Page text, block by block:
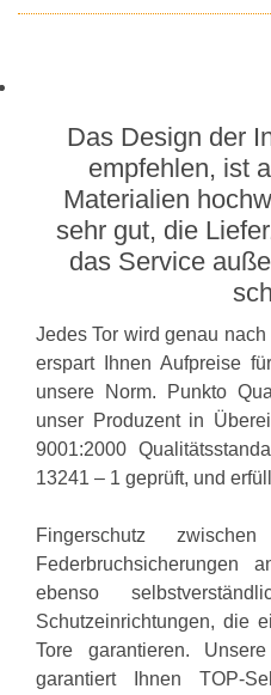
Das Design der
empfehlen, ist
Materialien
sehr gut, die
das Service
Jedes Tor wird genau
erspart Ihnen Aufpreise
unsere Norm. Punkto
unser Produzent in
9001:2000
13241 – 1 geprüft, und
Fingerschutz
Federbruchsicherungen
ebenso
Schutzeinrichtungen, die
Tore garantieren.
garantiert Ihnen TOP-